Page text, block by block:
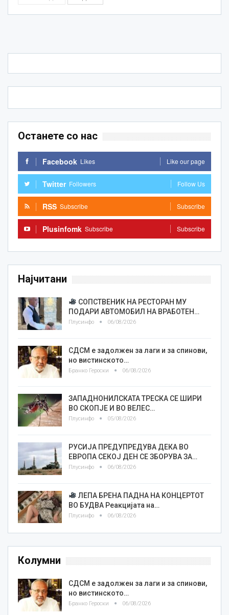
Останете со нас
Facebook Likes Like our page
Twitter Followers Follow Us
RSS Subscribe Subscribe
Plusinfomk Subscribe Subscribe
Најчитани
СОПСТВЕНИК НА РЕСТОРАН МУ
ПОДАРИ АВТОМОБИЛ НА ВРАБОТЕН…
Плусинфо 06/08/2026
СДСМ е задолжен за лаги и за спинови,
но вистинското…
Бранко Героски 06/08/2026
ЗАПАДНОНИЛСКАТА ТРЕСКА СЕ ШИРИ
ВО СКОПЈЕ И ВО ВЕЛЕС…
Плусинфо 05/08/2026
РУСИЈА ПРЕДУПРЕДУВА ДЕКА ВО
ЕВРОПА СЕКОЈ ДЕН СЕ ЗБОРУВА ЗА…
Плусинфо 06/08/2026
ЛЕПА БРЕНА ПАДНА НА КОНЦЕРТОТ
ВО БУДВА Реакцијата на…
Плусинфо 06/08/2026
Колумни
СДСМ е задолжен за лаги и за спинови,
но вистинското…
Бранко Героски 06/08/2026